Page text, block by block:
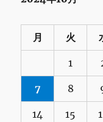
月 火
1
7 8
14 15